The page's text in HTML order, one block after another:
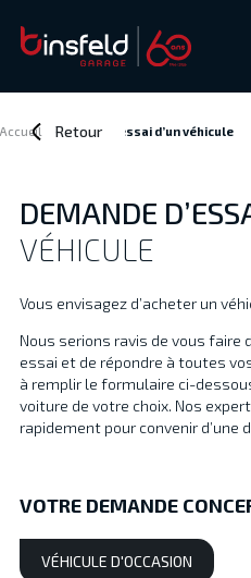
MARQUES
STOCK NEUF
SERVICES /
ATELIER
À PROPOS
ACCÈS ET
Private/
Financements
Reprise
Jobs
Actualités
Retour
Accueil Demande d’essai d’un véhicule
DEMANDE
VÉHICULE
Vous envisagez d’acheter un
Nous serions ravis de vous faire
essai et de répondre à toutes
à remplir le formulaire ci-
voiture de votre choix. Nos
rapidement pour convenir d’une
VOTRE DEMANDE
VÉHICULE D'OCCASION